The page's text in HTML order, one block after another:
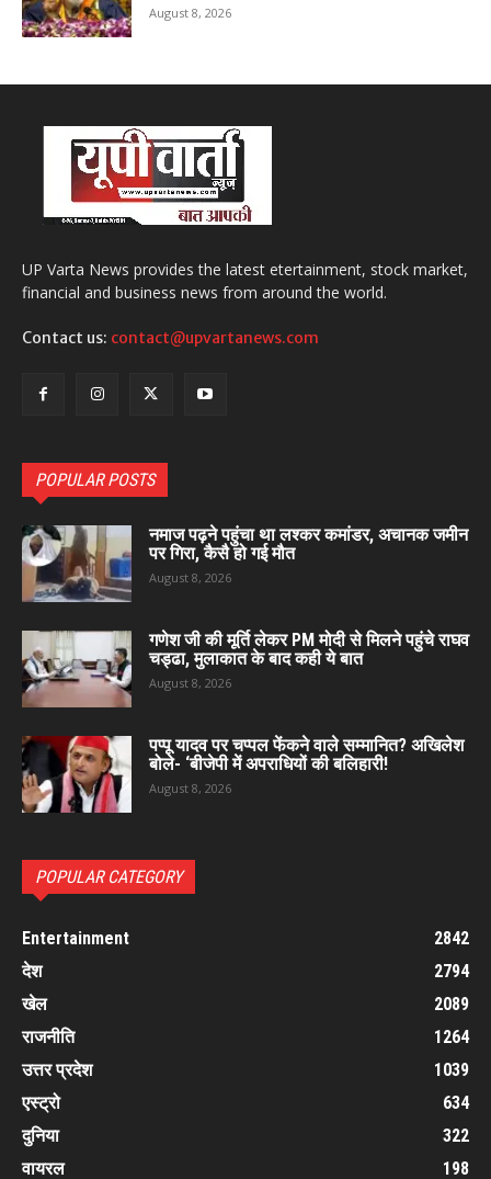
August 8, 2026
UP Varta News provides the latest etertainment, stock market,
financial and business news from around the world.
Contact us: contact@upvartanews.com
POPULAR POSTS
नमाज पढ़ने पहुंचा था लश्कर कमांडर, अचानक जमीन
पर गिरा, कैसै हो गई मौत
August 8, 2026
गणेश जी की मूर्ति लेकर PM मोदी से मिलने पहुंचे राघव
चड्ढा, मुलाकात के बाद कही ये बात
August 8, 2026
पप्पू यादव पर चप्पल फेंकने वाले सम्मानित? अखिलेश
बोले- ‘बीजेपी में अपराधियों की बलिहारी!
August 8, 2026
POPULAR CATEGORY
Entertainment
2842
देश
2794
खेल
2089
राजनीति
1264
उत्तर प्रदेश
1039
एस्ट्रो
634
दुनिया
322
वायरल
198